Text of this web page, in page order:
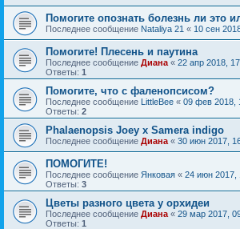
Помогите опознать болезнь ли это
Последнее сообщение Nataliya 21 « 10 сен
Помогите! Плесень и паутина
Последнее сообщение Диана « 22 апр 2018,
Ответы: 1
Помогите, что с фаленопсисом?
Последнее сообщение LittleBee « 09 фев 2018,
Ответы: 2
Phalaenopsis Joey x Samera indigo
Последнее сообщение Диана « 30 июн 2017,
ПОМОГИТЕ!
Последнее сообщение Янковая « 24 июн 2017,
Ответы: 3
Цветы разного цвета у орхидеи
Последнее сообщение Диана « 29 мар 2017,
Ответы: 1